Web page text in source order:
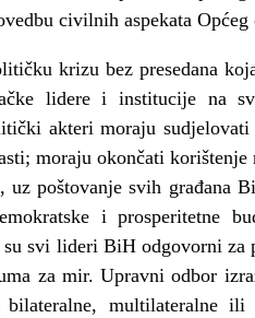
civilnih aspekata
krizu bez presedana
lidere i institucije na
akteri moraju
moraju okončati
poštovanje svih građana
i prosperitetne
svi lideri BiH odgovorni za
za mir. Upravni odbor
multilateralne